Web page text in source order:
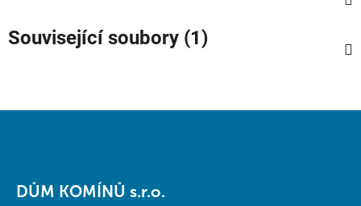
Související soubory (1)
DŮM KOMÍNŮ s.r.o.